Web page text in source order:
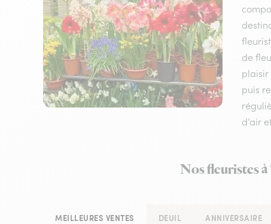
de
plaisir
puis
d’air
Nos fleuristes
MEILLEURES VENTES DEUIL ANNIVERSAIRE